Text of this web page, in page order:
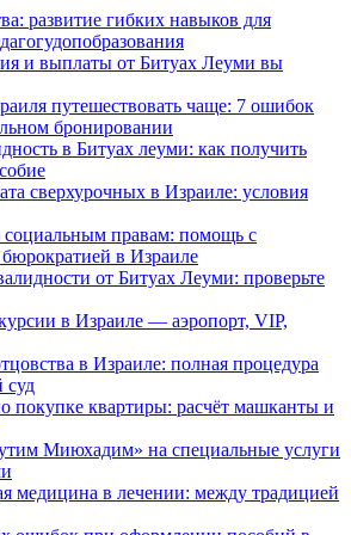
развитие гибких навыков для
и выплаты от Битуах Леуми вы
путешествовать чаще: 7 ошибок
бронировании
в Битуах леуми: как получить
сверхурочных в Израиле: условия
социальным правам: помощь с
в Израиле
от Битуах Леуми: проверьте
в Израиле — аэропорт, VIP,
в Израиле: полная процедура
суд
покупке квартиры: расчёт машканты и
Миюхадим» на специальные услуги
медицина в лечении: между традицией